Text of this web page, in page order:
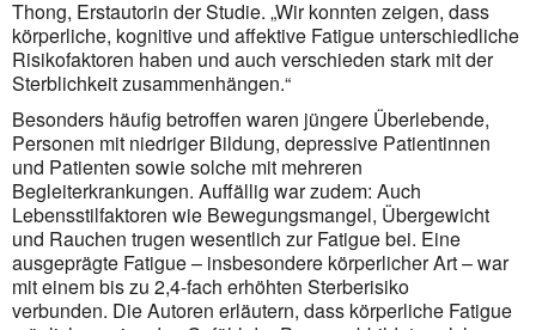
Thong, Erstautorin der Studie. „Wir konnten zeigen, dass
körperliche, kognitive und affektive Fatigue unterschiedliche
Risikofaktoren haben und auch verschieden stark mit der
Sterblichkeit zusammenhängen.“
Besonders häufig betroffen waren jüngere Überlebende,
Personen mit niedriger Bildung, depressive Patientinnen
und Patienten sowie solche mit mehreren
Begleiterkrankungen. Auffällig war zudem: Auch
Lebensstilfaktoren wie Bewegungsmangel, Übergewicht
und Rauchen trugen wesentlich zur Fatigue bei. Eine
ausgeprägte Fatigue – insbesondere körperlicher Art – war
mit einem bis zu 2,4-fach erhöhten Sterberisiko
verbunden. Die Autoren erläutern, dass körperliche Fatigue